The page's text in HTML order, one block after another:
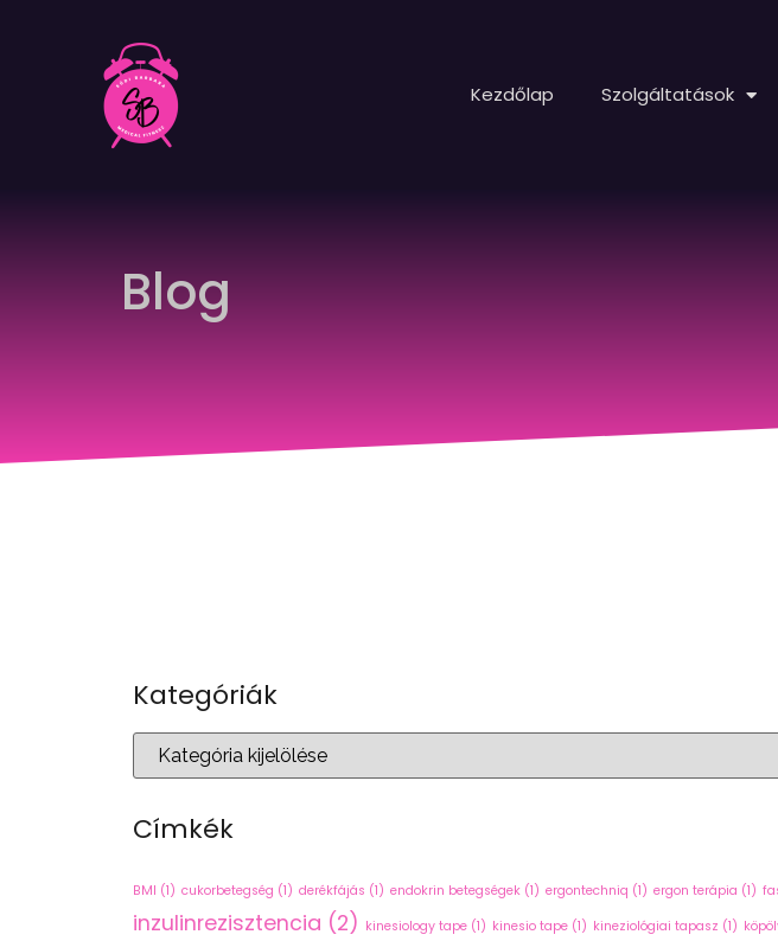
Kezdőlap Szolgáltatások
Blog
Kategóriák
Címkék
BMI (1) cukorbetegség (1) derékfájás (1) endokrin betegségek (1) ergontechniq (1) ergon terápia (1)
inzulinrezisztencia (2) kinesiology tape (1) kinesio tape (1) kineziológiai tapasz (1)